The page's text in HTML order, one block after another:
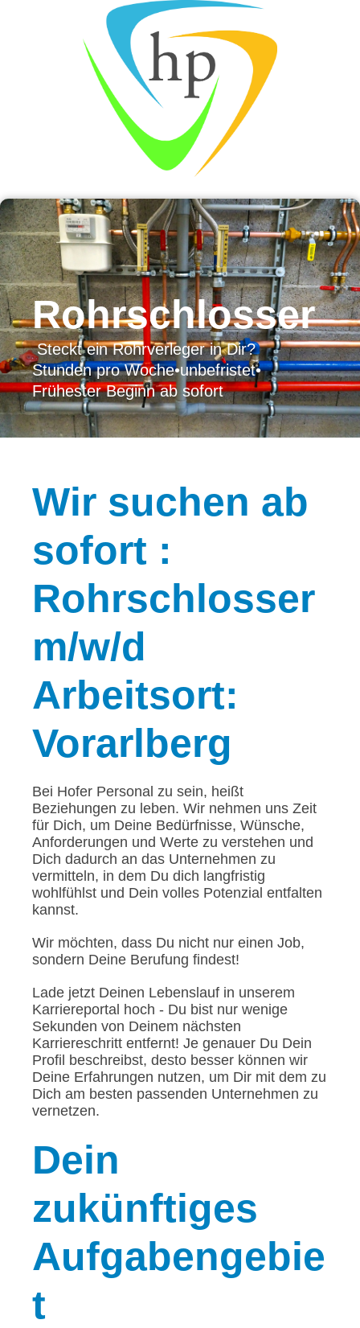
Rohrschlosser
Steckt ein Rohrverleger in Dir?
Stunden pro Woche•unbefristet•
Frühester Beginn ab sofort
Wir suchen ab
sofort :
Rohrschlosser
m/w/d
Arbeitsort:
Vorarlberg
Bei Hofer Personal zu sein, heißt
Beziehungen zu leben. Wir nehmen uns Zeit
für Dich, um Deine Bedürfnisse, Wünsche,
Anforderungen und Werte zu verstehen und
Dich dadurch an das Unternehmen zu
vermitteln, in dem Du dich langfristig
wohlfühlst und Dein volles Potenzial entfalten
kannst.
Wir möchten, dass Du nicht nur einen Job,
sondern Deine Berufung findest!
Lade jetzt Deinen Lebenslauf in unserem
Karriereportal hoch - Du bist nur wenige
Sekunden von Deinem nächsten
Karriereschritt entfernt! Je genauer Du Dein
Profil beschreibst, desto besser können wir
Deine Erfahrungen nutzen, um Dir mit dem zu
Dich am besten passenden Unternehmen zu
vernetzen.
Dein
zukünftiges
Aufgabengebie
t